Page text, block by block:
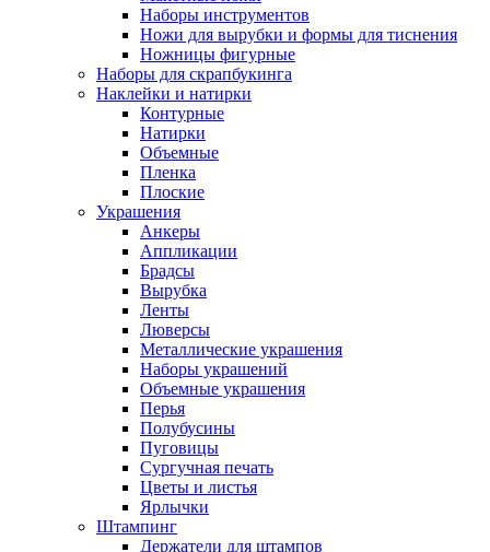
Наборы инструментов
Ножи для вырубки и формы для тиснения
Ножницы фигурные
Наборы для скрапбукинга
Наклейки и натирки
Контурные
Натирки
Объемные
Пленка
Плоские
Украшения
Анкеры
Аппликации
Брадсы
Вырубка
Ленты
Люверсы
Металлические украшения
Наборы украшений
Объемные украшения
Перья
Полубусины
Пуговицы
Сургучная печать
Цветы и листья
Ярлычки
Штампинг
Держатели для штампов